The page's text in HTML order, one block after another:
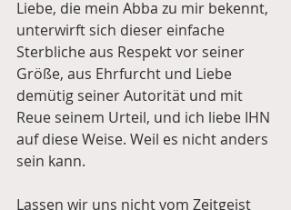
Liebe, die mein Abba zu mir bekennt,
unterwirft sich dieser einfache
Sterbliche aus Respekt vor seiner
Größe, aus Ehrfurcht und Liebe
demütig seiner Autorität und mit
Reue seinem Urteil, und ich liebe IHN
auf diese Weise. Weil es nicht anders
sein kann.
Lassen wir uns nicht vom Zeitgeist